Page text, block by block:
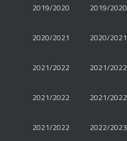
2019/2020 2019/2020
2020/2021 2020/2021
2021/2022 2021/2022
2021/2022 2021/2022
2021/2022 2022/2023